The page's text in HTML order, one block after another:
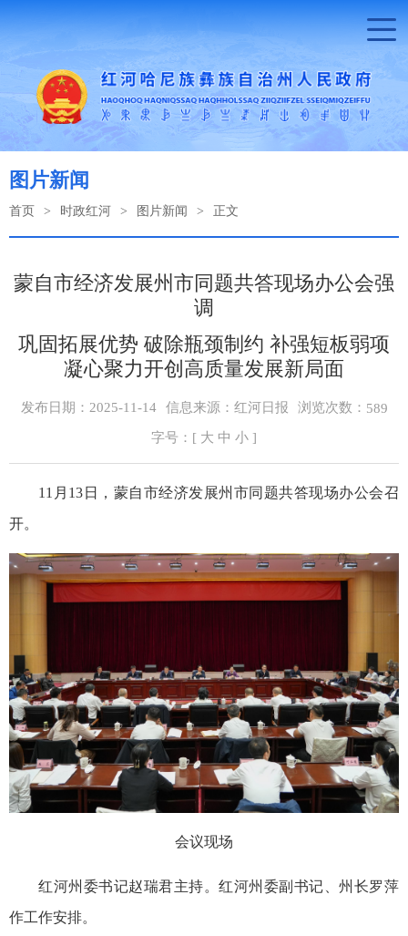
图片新闻
首页 > 时政红河 > 图片新闻 > 正文
蒙自市经济发展州市同题共答现场办公会强
调
巩固拓展优势 破除瓶颈制约 补强短板弱项
凝心聚力开创高质量发展新局面
发布日期：2025-11-14 信息来源：红河日报 浏览次数： 589
字号：[ 大 中 小 ]
11月13日，蒙自市经济发展州市同题共答现场办公会召
开。
会议现场
红河州委书记赵瑞君主持。红河州委副书记、州长罗萍
作工作安排。